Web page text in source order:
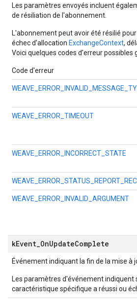
Les paramètres envoyés incluent
de résiliation de l'abonnement.
L'abonnement peut avoir été résilié
échec d'allocation ExchangeContext,
Voici quelques codes d'erreur possibles
Code d'erreur
WEAVE_ERROR_TIMEOUT
WEAVE_ERROR_INCORRECT_STATE
WEAVE_ERROR_INVALID_ARGUMENT
kEvent OnUpdateComplete
Événement indiquant la fin de la mise à
Les paramètres d'événement indiquent
caractéristique spécifique a réussi ou